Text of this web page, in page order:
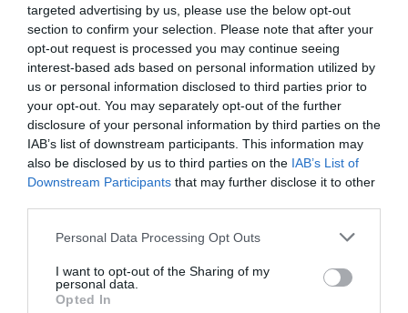
targeted advertising by us, please use the below opt-out
section to confirm your selection. Please note that after your
opt-out request is processed you may continue seeing
interest-based ads based on personal information utilized by
us or personal information disclosed to third parties prior to
your opt-out. You may separately opt-out of the further
disclosure of your personal information by third parties on the
IAB’s list of downstream participants. This information may
also be disclosed by us to third parties on the IAB’s List of
Downstream Participants that may further disclose it to other
Personal Data Processing Opt Outs
I want to opt-out of the Sharing of my
personal data.
Opted In
Palestina, completamente desacreditada por estar
manejada por una cuadrilla de forajidos y corruptos, el
plan deja abierta la puerta a un futuro protagonismo de la
misma:"Mientras avance la reconstrucción y la Autoridad
Palestina cumpla su programa de reformas, podrían
crearse las condiciones para la autodeterminación y un
futuro Estado palestino".
habrá un Estado palestino y que la fórmula de los "dos
Estados" ha caducado y ya no tiene validez. Aunque el
acuerdo asegura que se "establecerá un diálogo entre